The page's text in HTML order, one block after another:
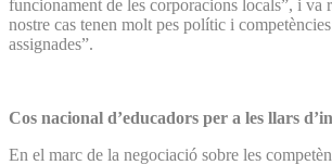
funcionament de les corporacions locals”, i va
nostre cas tenen molt pes polític i
assignades”.
Cos nacional d’educadors per a les llars
En el marc de la negociació sobre les